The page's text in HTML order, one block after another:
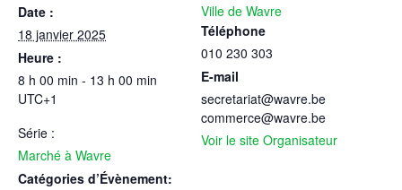
Date :
18 janvier 2025
Heure :
8 h 00 min - 13 h 00 min
UTC+1
Série :
Marché à Wavre
Catégories d’Évènement:
Ville de Wavre
Téléphone
010 230 303
E-mail
secretariat@wavre.be
commerce@wavre.be
Voir le site Organisateur